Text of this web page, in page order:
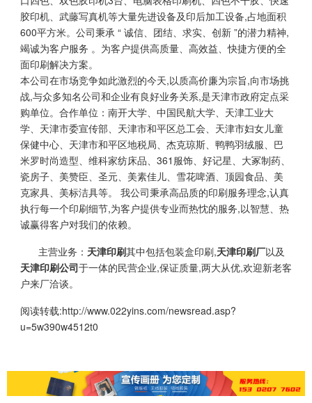
胶印机、武藤写真机等大量先进设备及印后加工设备,占地面积
600平方米。公司秉承 “ 诚信、团结、求实、创新 ”的潜力精神,
竭诚为客户服务 。为客户提供高质量、高效益、快捷方便的全
面印刷解决方案。
本公司在市场竞争如此激烈的今天,以质高价廉为宗旨,向市场挑
战,与众多知名公司和企业有良好业务关系,是天津市政府定点采
购单位。合作单位：南开大学、中国民航大学、天津工业大
学、天津市委宣传部、天津市和平区总工会、天津市妇女儿童
保健中心、天津市和平区地税局、杰克琼斯、鸭鸭羽绒服、巴
米罗时尚造型、维科家纺床品、361服饰、好记星、大冢制药、
瓷房子、美赞臣、圣元、美素佳儿、雪花啤酒、顶园食品、美
克家具、美标洁具等。 我公司秉承高品质的印刷服务理念,认真
执行每一个印刷细节,为客户提供专业而热忱的服务,以智慧、热
诚赢得客户对我们的依赖。
主营业务： 天津印刷其中包括包装盒印刷,天津印刷厂以及
天津印刷公司于一体的民营企业,保证质量,两大从优,欢迎新老客
户来厂洽谈。
阅读转载:http://www.022yins.com/newsread.asp?
u=5w390w4512t0